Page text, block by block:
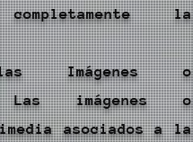
completamente la
Imágenes o
Las imágenes o
asociados a la